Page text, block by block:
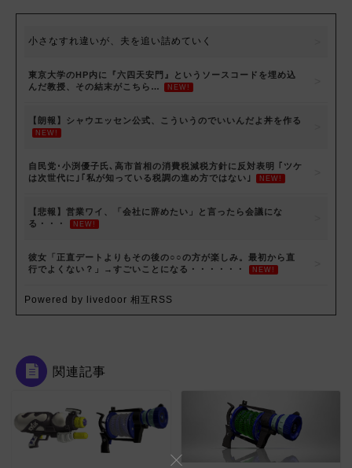
小さなすれ違いが、夫を追い詰めていく
東京大学のHP内に『六四天安門』というソースコードを埋め込
んだ教授、その結末がこちら…
NEW!
【朗報】シャウエッセン公式、こういうのでいいんだよ丼を作る
NEW!
自民党･小渕優子氏､高市首相の消費税減税方針に反対表明 ｢ツケ
は次世代に｣｢私が知っている税調の進め方ではない｣
NEW!
【悲報】営業ワイ、「会社に辞めたい」と言ったら会議にな
る・・・
NEW!
彼女「正直デートよりもその後の○○の方が楽しみ。最初から直
行でよくない？」→すごいことになる・・・・・・
NEW!
Powered by livedoor 相互RSS
関連記事